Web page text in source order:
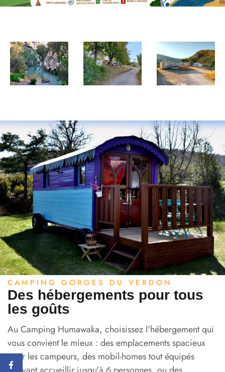
CAMPING GORGES DU VERDON
Des hébergements pour tous
les goûts
Au Camping Humawaka, choisissez l'hébergement qui
vous convient le mieux : des emplacements spacieux
pour les campeurs, des mobil-homes tout équipés